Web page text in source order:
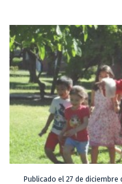
Publicado el 27 de diciembre